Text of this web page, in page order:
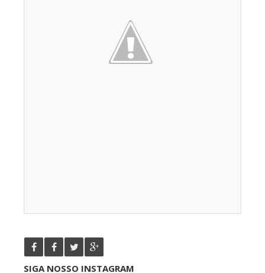
SIGA NOSSO INSTAGRAM